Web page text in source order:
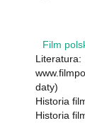
Film
Literatura:
daty)
Historia
Historia